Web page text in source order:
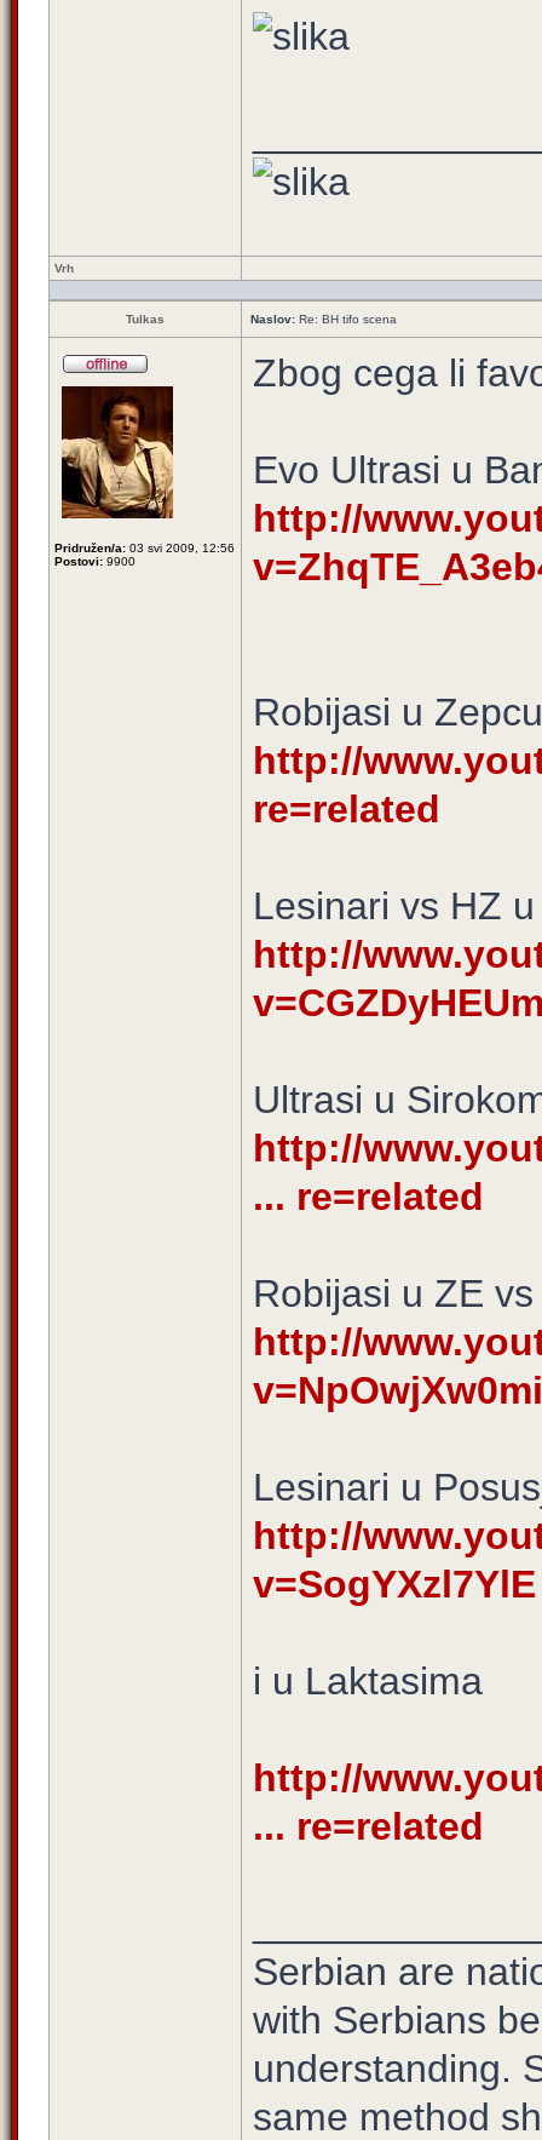
Vrh
Tulkas Naslov: Re: BH tifo scena
Pridružen/a: 03 svi 2009, 12:56
Postovi: 9900
Zbog cega li
Evo Ultrasi u
http://
Robijasi u Zepcu
http://
re=related
Lesinari vs HZ
http://
Ultrasi u
http://
... re=related
Robijasi u ZE
http://
Lesinari u
http://
v=SogYXzl7YlE
i u Laktasima
http://
... re=related
Serbian are
with Serbians
understanding.
same method